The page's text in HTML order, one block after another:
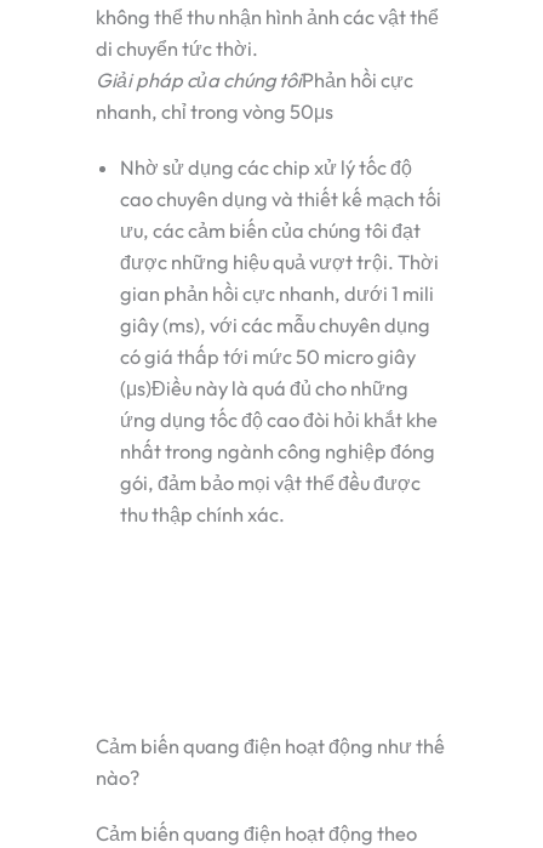
không thể thu nhận hình ảnh các vật thể
di chuyển tức thời.
Giải pháp của chúng tôiPhản hồi cực
nhanh, chỉ trong vòng 50μs
Nhờ sử dụng các chip xử lý tốc độ
cao chuyên dụng và thiết kế mạch tối
ưu, các cảm biến của chúng tôi đạt
được những hiệu quả vượt trội. Thời
gian phản hồi cực nhanh, dưới 1 mili
giây (ms), với các mẫu chuyên dụng
có giá thấp tới mức50 micro giây
(μs)Điều này là quá đủ cho những
ứng dụng tốc độ cao đòi hỏi khắt khe
nhất trong ngành công nghiệp đóng
gói, đảm bảo mọi vật thể đều được
thu thập chính xác.
Cảm biến quang điện hoạt động như thế
nào?
Cảm biến quang điện hoạt động theo